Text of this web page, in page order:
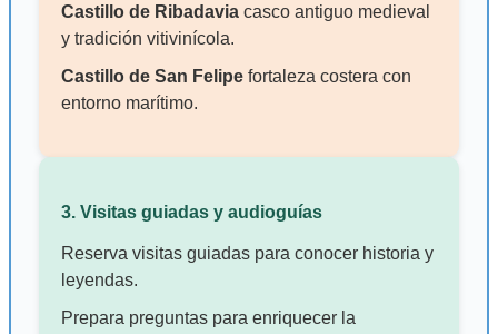
Castillo de Ribadavia casco antiguo medieval
y tradición vitivinícola.
Castillo de San Felipe fortaleza costera con
entorno marítimo.
3. Visitas guiadas y audioguías
Reserva visitas guiadas para conocer historia y
leyendas.
Prepara preguntas para enriquecer la